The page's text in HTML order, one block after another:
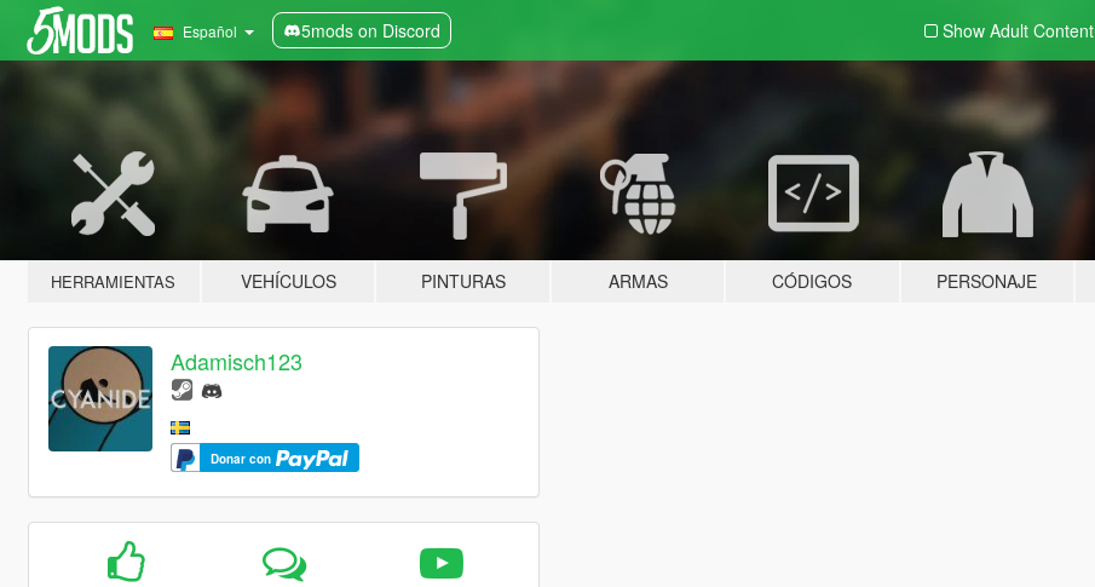
Español 5mods on Discord Show Adult Content
HERRAMIENTAS VEHÍCULOS PINTURAS ARMAS CÓDIGOS PERSONAJE
Adamisch123
Donar con